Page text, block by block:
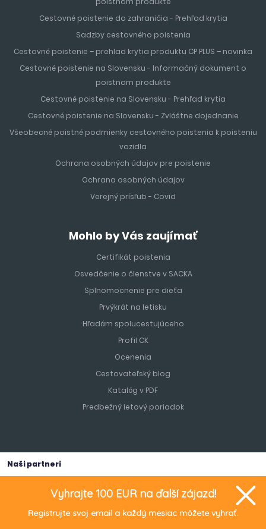
Cestovné poistenie do zahraničia - Prehľad krytia
Sadzby cestovného poistenia
Cestovné poistenie – prehlad krytia produktu CP PLUS – novinka
Cestovné poistenie na Slovensku - Informačný dokument o
poistnom produkte
Cestovné poistenie na Slovensku - Prehľad krytia
Cestovné poistenie na Slovensku - Zvláštne dojednanie
Všeobecné poistné podmienky cestovného poistenia k poisteniu
vozidla
Ochrana osobných údajov pre poistenie
Ochrana osobných údajov
Verejný prísľub - Covid
Mohlo by Vás zaujímať
Certifikát poistenia
Osvedčenie o členstve v SACKA
Splnomocnenie pre dieťa
Prvýkrát na letisku
Hľadám spolucestujúceho
Profil CK
Ocenenia
Cestovateľský blog
Katalóg v PDF
Predbežný letový poriadok
Naši partneri
Vyhrajte 100 EUR na ďalší zájazd!
Registrujte svoj email a každý mesiac môžete vyhrať.